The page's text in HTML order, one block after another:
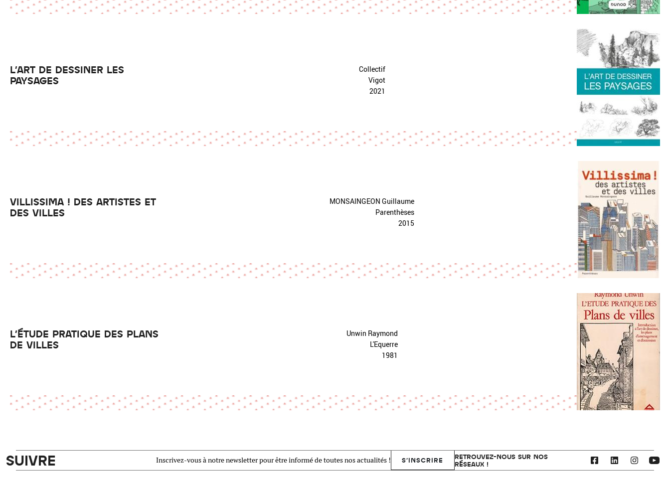
L'ART DE DESSINER LES
PAYSAGES
Collectif
Vigot
2021
VILLISSIMA ! DES ARTISTES ET
DES VILLES
MONSAINGEON Guillaume
Parenthèses
2015
L'ÉTUDE PRATIQUE DES PLANS
DE VILLES
Unwin Raymond
L'Equerre
1981
SUIVRE Inscrivez-vous à notre newsletter pour être informé de toutes nos actualités ! S'INSCRIRE
RETROUVEZ-NOUS SUR NOS
RÉSEAUX !